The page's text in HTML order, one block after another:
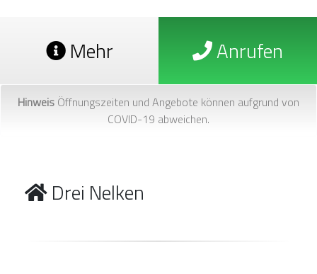
Mehr Anrufen
Hinweis Öffnungszeiten und Angebote können aufgrund von
COVID-19 abweichen.
Drei Nelken